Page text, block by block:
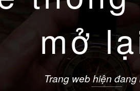
mở
Trang web hiện đang